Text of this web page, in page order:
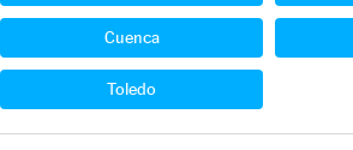
Cuenca
Toledo